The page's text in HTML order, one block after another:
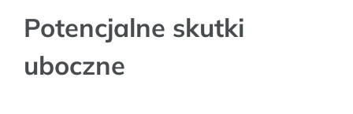
Potencjalne skutki
uboczne